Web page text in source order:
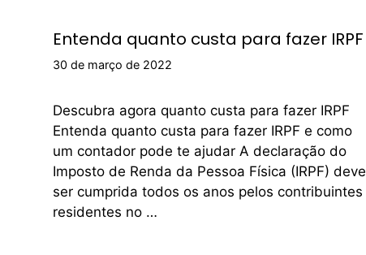
Entenda quanto custa para fazer IRPF
30 de março de 2022
Descubra agora quanto custa para fazer IRPF
Entenda quanto custa para fazer IRPF e como
um contador pode te ajudar A declaração do
Imposto de Renda da Pessoa Física (IRPF) deve
ser cumprida todos os anos pelos contribuintes
residentes no …